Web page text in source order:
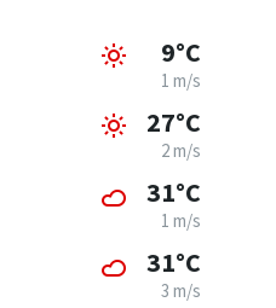
9°C
1 m/s
27°C
2 m/s
31°C
1 m/s
31°C
3 m/s